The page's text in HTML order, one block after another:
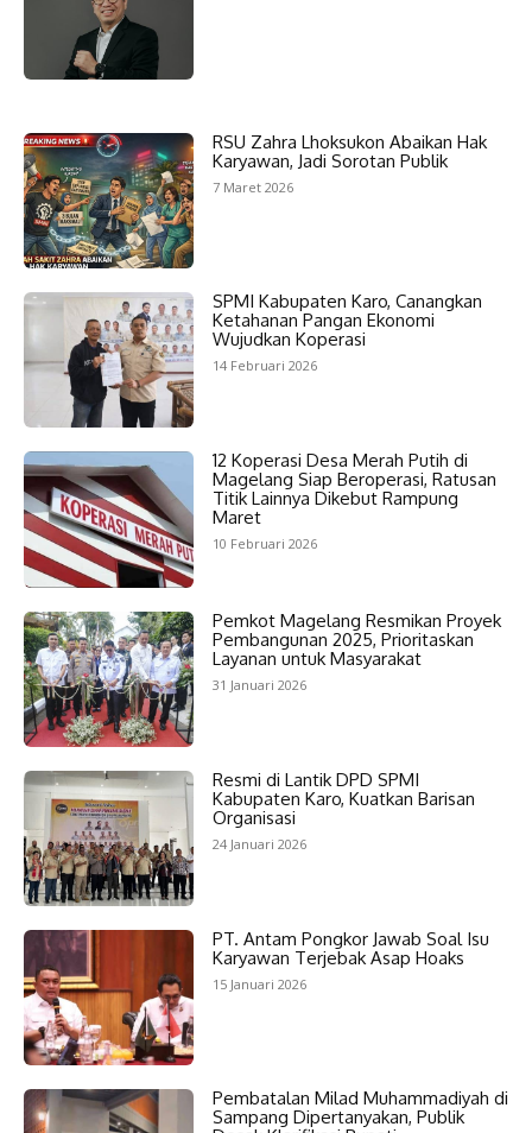
RSU Zahra Lhoksukon Abaikan Hak
Karyawan, Jadi Sorotan Publik
7 Maret 2026
SPMI Kabupaten Karo, Canangkan
Ketahanan Pangan Ekonomi
Wujudkan Koperasi
14 Februari 2026
12 Koperasi Desa Merah Putih di
Magelang Siap Beroperasi, Ratusan
Titik Lainnya Dikebut Rampung
Maret
10 Februari 2026
Pemkot Magelang Resmikan Proyek
Pembangunan 2025, Prioritaskan
Layanan untuk Masyarakat
31 Januari 2026
Resmi di Lantik DPD SPMI
Kabupaten Karo, Kuatkan Barisan
Organisasi
24 Januari 2026
PT. Antam Pongkor Jawab Soal Isu
Karyawan Terjebak Asap Hoaks
15 Januari 2026
Pembatalan Milad Muhammadiyah di
Sampang Dipertanyakan, Publik